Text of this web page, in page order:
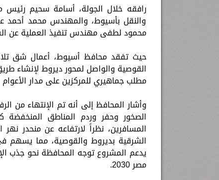
رافقه خلال الجولة، أسامة سحيم
والنقل بأسيوط، والمهندس محمد أحمد
محمود لطفى مهندس تنفيذ العملية عن
حيث تفقد محافظ أسيوط، أعمال شق تلال
القوصية والواصل لمحور ديروط لإنشاء
مطلب جماهيري للمركزين على مدار الأعوام
وأشار المحافظ إلى أنه تم الإنتهاء من
الصخور وحفر وردم المناطق
المسافرين، نظراً لارتفاعه عن منحدر
الشرقية بديروط والقوصية، مما يسهم
يدعم المشروع توجه المحافظة نحو جذب
مصر 2030.